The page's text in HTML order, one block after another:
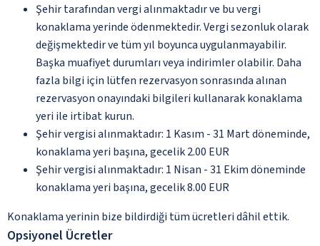
Şehir tarafından vergi alınmaktadır ve bu vergi
konaklama yerinde ödenmektedir. Vergi sezonluk olarak
değişmektedir ve tüm yıl boyunca uygulanmayabilir.
Başka muafiyet durumları veya indirimler olabilir. Daha
fazla bilgi için lütfen rezervasyon sonrasında alınan
rezervasyon onayındaki bilgileri kullanarak konaklama
yeri ile irtibat kurun.
Şehir vergisi alınmaktadır: 1 Kasım - 31 Mart döneminde,
konaklama yeri başına, gecelik 2.00 EUR
Şehir vergisi alınmaktadır: 1 Nisan - 31 Ekim döneminde
konaklama yeri başına, gecelik 8.00 EUR
Konaklama yerinin bize bildirdiği tüm ücretleri dâhil ettik.
Opsiyonel Ücretler